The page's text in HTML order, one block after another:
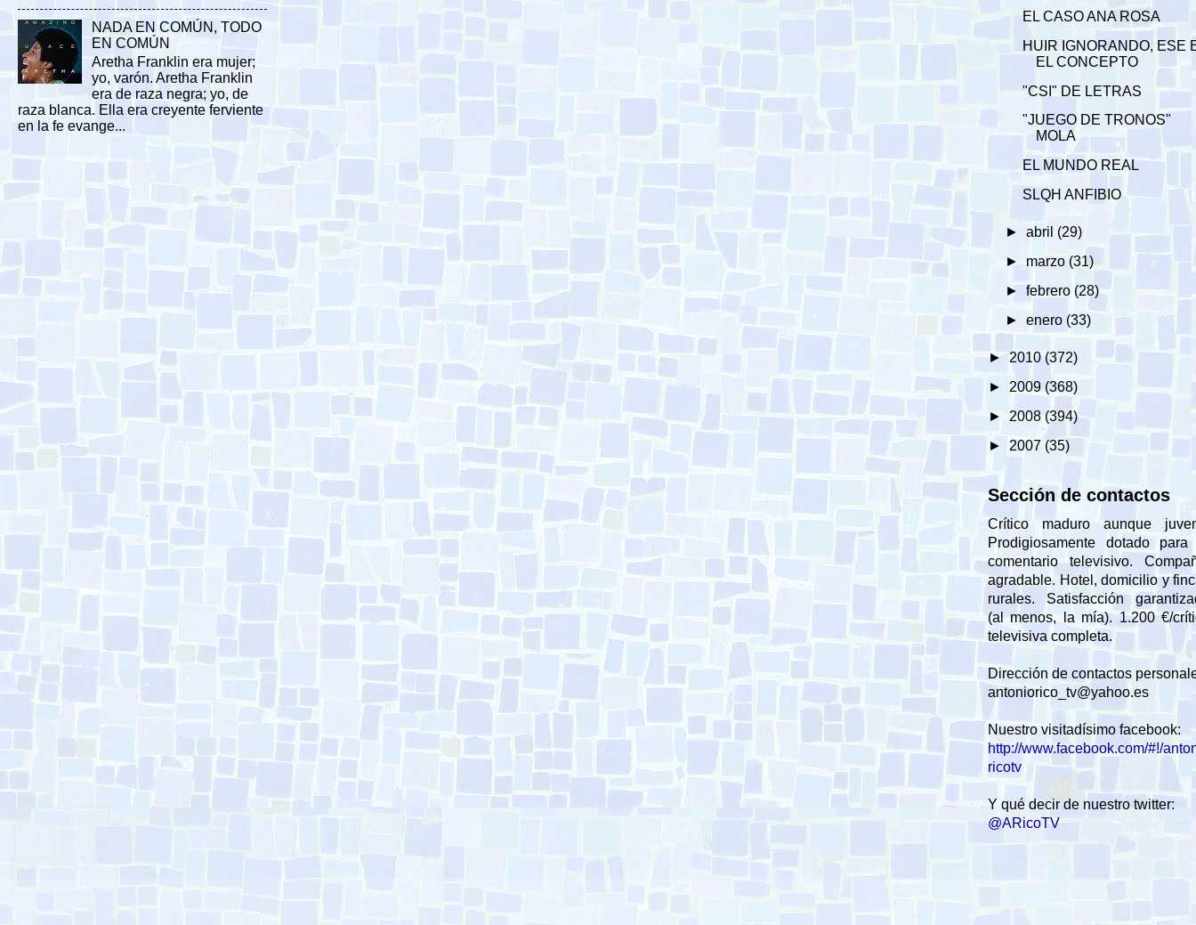
NADA EN COMÚN, TODO
EN COMÚN
Aretha Franklin era mujer;
yo, varón. Aretha Franklin
era de raza negra; yo, de
raza blanca. Ella era creyente ferviente
en la fe evange...
EL CASO ANA ROSA
HUIR IGNORANDO, ESE
EL CONCEPTO
"CSI" DE LETRAS
"JUEGO DE TRONOS"
MOLA
EL MUNDO REAL
SLQH ANFIBIO
► abril (29)
► marzo (31)
► febrero (28)
► enero (33)
► 2010 (372)
► 2009 (368)
► 2008 (394)
► 2007 (35)
Sección de contactos
Crítico maduro aunque
Prodigiosamente dotado
comentario televisivo.
agradable. Hotel, domicilio y
rurales. Satisfacción
(al menos, la mía). 1.200 €/
televisiva completa.
Dirección de contactos
antoniorico_tv@yahoo.es
Nuestro visitadísimo facebook:
http://www.facebook.com/#!/
ricotv
Y qué decir de nuestro twitter:
@ARicoTV